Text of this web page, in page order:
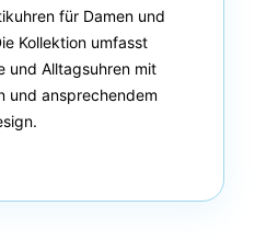
für Damen und
Kollektion umfasst
und Alltagsuhren mit
und ansprechendem